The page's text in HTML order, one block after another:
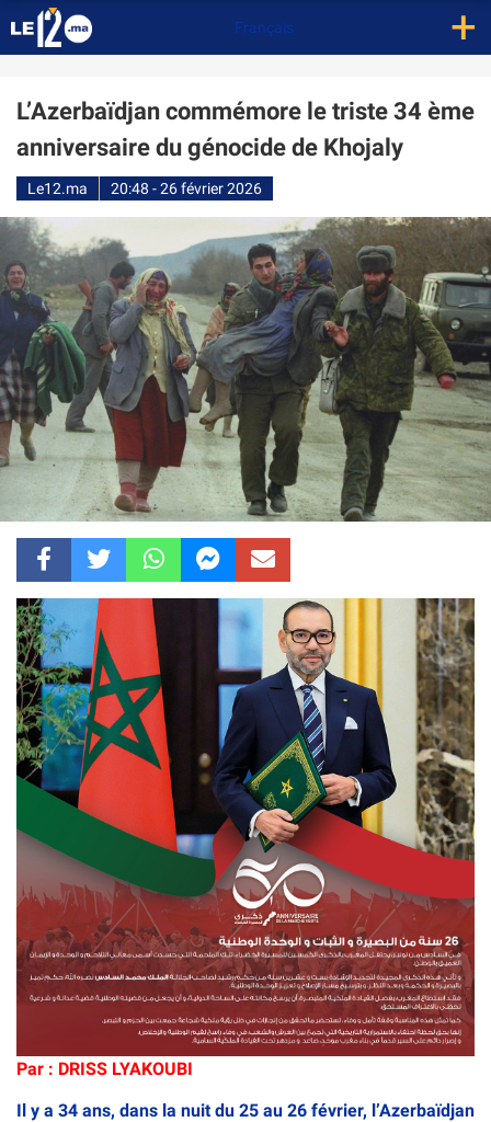
+
Français
L’Azerbaïdjan commémore le triste 34 ème
anniversaire du génocide de Khojaly
Le12.ma 20:48 - 26 février 2026
Par : DRISS LYAKOUBI
Il y a 34 ans, dans la nuit du 25 au 26 février, l’Azerbaïdjan